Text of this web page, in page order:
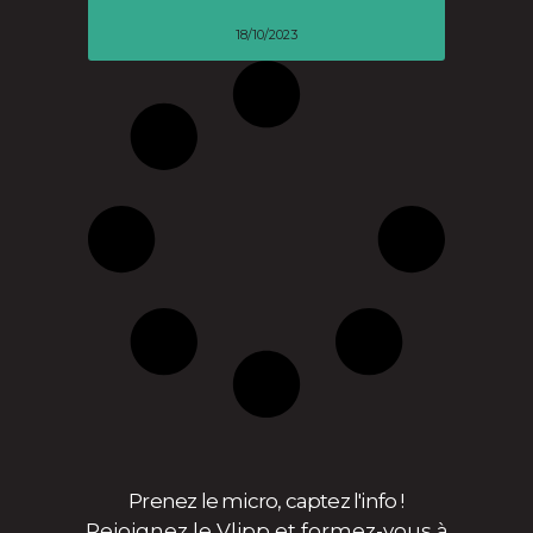
18/10/2023
Prenez le micro, captez l'info !